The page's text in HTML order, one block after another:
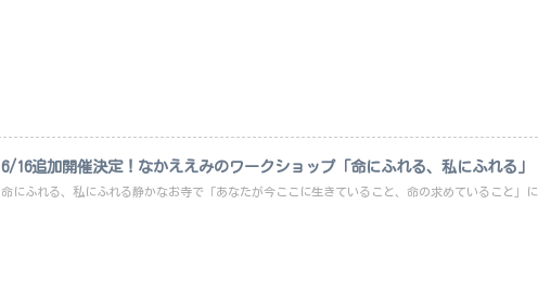
6/16追加開催決定！なかええみのワークショップ「命にふれる、私にふれる」
命にふれる、私にふれる静かなお寺で「あなたが今ここに生きていること、命の求めていること」